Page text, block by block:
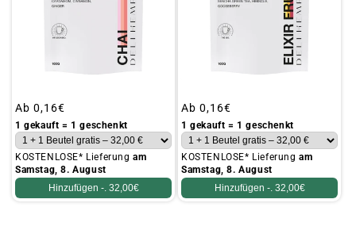
Üblicher
Preis
Ab 0,16€
1 gekauft = 1 geschenkt
KOSTENLOSE* Lieferungam
Samstag, 8. August
Hinzufügen -. 32,00€
Üblicher
Preis
Ab 0,16€
1 gekauft = 1 geschenkt
KOSTENLOSE* Lieferungam
Samstag, 8. August
Hinzufügen -. 32,00€